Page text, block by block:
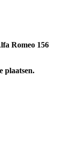
Romeo 156
plaatsen.